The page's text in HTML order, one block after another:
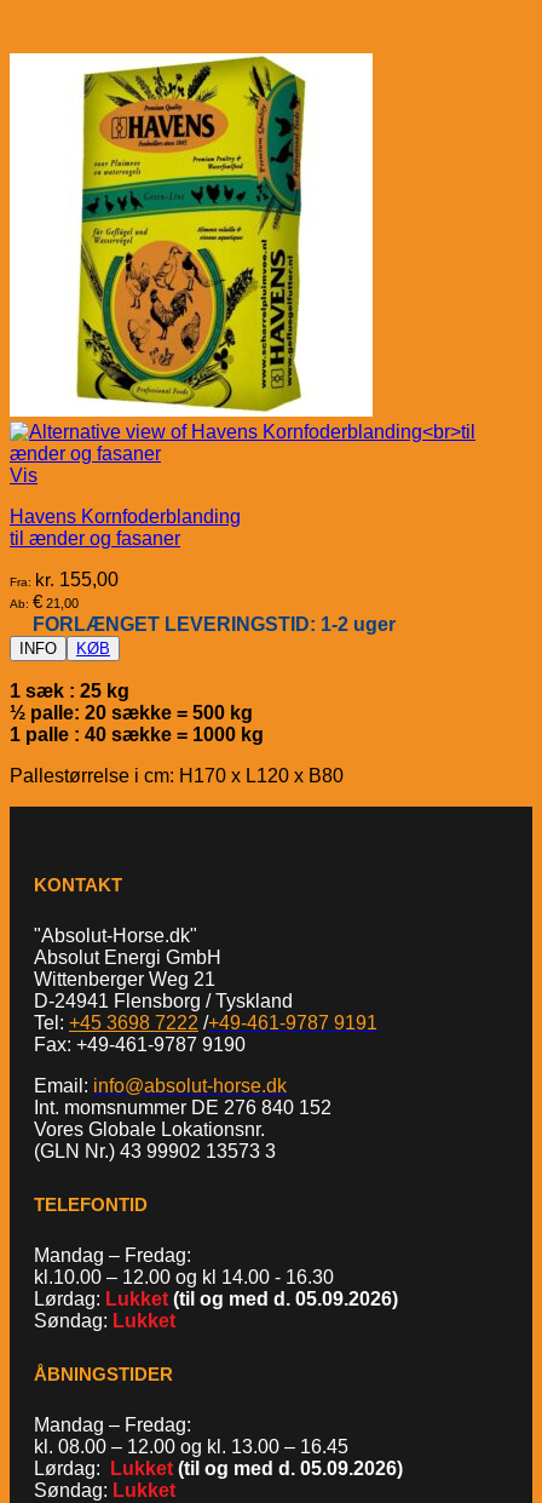
Vis
Havens Kornfoderblanding
til ænder og fasaner
Fra: kr. 155,00
Ab: € 21,00
FORLÆNGET LEVERINGSTID: 1-2 uger
INFO KØB
1 sæk : 25 kg
½ palle: 20 sække = 500 kg
1 palle : 40 sække = 1000 kg
Pallestørrelse i cm: H170 x L120 x B80
KONTAKT
"Absolut-Horse.dk"
Absolut Energi GmbH
Wittenberger Weg 21
D-24941 Flensborg / Tyskland
Tel: +45 3698 7222 /+49-461-9787 9191
Fax: +49-461-9787 9190
Email: info@absolut-horse.dk
Int. momsnummer DE 276 840 152
Vores Globale Lokationsnr.
(GLN Nr.) 43 99902 13573 3
TELEFONTID
Mandag – Fredag:
kl.10.00 – 12.00 og kl 14.00 - 16.30
Lørdag: Lukket (til og med d. 05.09.2026)
Søndag: Lukket
ÅBNINGSTIDER
Mandag – Fredag:
kl. 08.00 – 12.00 og kl. 13.00 – 16.45
Lørdag:
Lukket (til og med d. 05.09.2026)
Søndag: Lukket